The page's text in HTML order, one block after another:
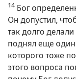
14Бог
Он допустил,
так долго
поднял еще
которого тоже
этого вопроса